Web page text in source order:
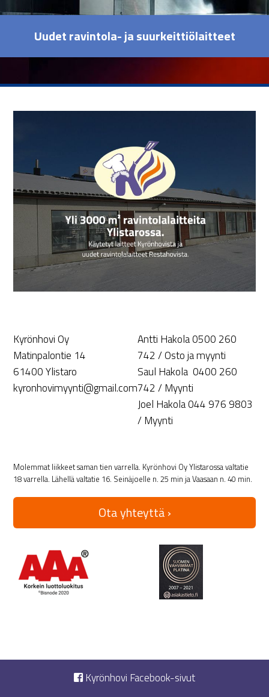
Uudet ravintola- ja suurkeittiölaitteet
Kyrönhovi Oy
Matinpalontie 14
61400 Ylistaro
kyronhovimyynti@gmail.com
Antti Hakola 0500 260
742 / Osto ja myynti
Saul Hakola 0400 260
742 / Myynti
Joel Hakola 044 976 9803
/ Myynti
Molemmat liikkeet saman tien varrella. Kyrönhovi Oy Ylistarossa valtatie
18 varrella. Lähellä valtatie 16. Seinäjoelle n. 25 min ja Vaasaan n. 40 min.
Ota yhteyttä ›
Kyrönhovi Facebook-sivut